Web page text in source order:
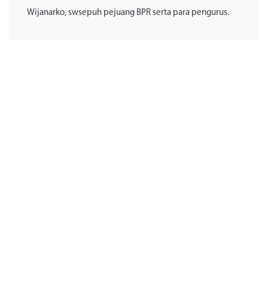
Wijanarko, swsepuh pejuang BPR serta para pengurus.